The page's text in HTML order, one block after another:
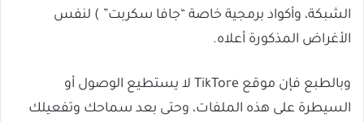
الشبكة، وأكواد برمجية خاصة “جافا سكربت” ) لنفس
الأغراض المذكورة أعلاه.
وبالطبع فإن موقع TikTore لا يستطيع الوصول أو
السيطرة على هذه الملفات، وحتى بعد سماحك وتفعيلك